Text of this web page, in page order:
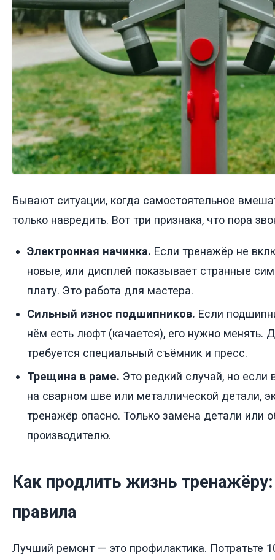
Бывают ситуации, когда самостоятельное
только навредить. Вот три признака, что пора
Электронная начинка. Если тренажёр не
новые, или дисплей показывает странные
плату. Это работа для мастера.
Сильный износ подшипников. Если
нём есть люфт (качается), его нужно менять.
требуется специальный съёмник и пресс.
Трещина в раме. Это редкий случай, но
на сварном шве или металлической детали,
тренажёр опасно. Только замена детали или
производителю.
Как продлить жизнь
правила
Лучший ремонт — это профилактика. Потратьте